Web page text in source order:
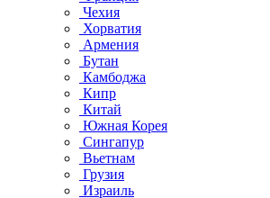
Чехия
Хорватия
Армения
Бутан
Камбоджа
Кипр
Китай
Южная Корея
Сингапур
Вьетнам
Грузия
Израиль